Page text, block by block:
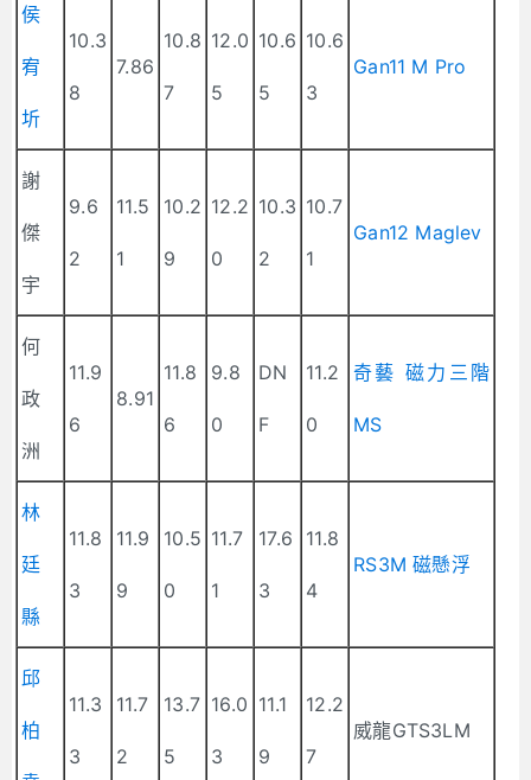
侯
宥
圻
10.3
8
7.86
10.8
7
12.0
5
10.6
5
10.6
3
Gan11 M Pro
謝
傑
宇
9.6
2
11.5
1
10.2
9
12.2
0
10.3
2
10.7
1
Gan12 Maglev
何
政
洲
11.9
6
8.91
11.8
6
9.8
0
DN
F
11.2
0
奇藝 磁力三階
MS
林
廷
縣
11.8
3
11.9
9
10.5
0
11.7
1
17.6
3
11.8
4
RS3M 磁懸浮
邱
柏
11.3
3
11.7
2
13.7
5
16.0
3
11.1
9
12.2
7
威龍GTS3LM